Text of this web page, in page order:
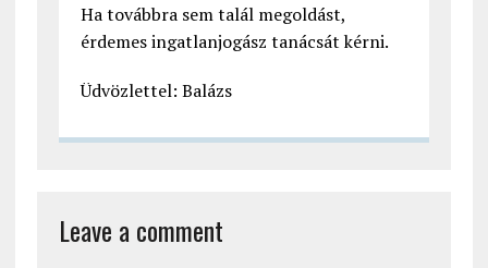
Ha továbbra sem talál megoldást,
érdemes ingatlanjogász tanácsát kérni.
Üdvözlettel: Balázs
Leave a comment